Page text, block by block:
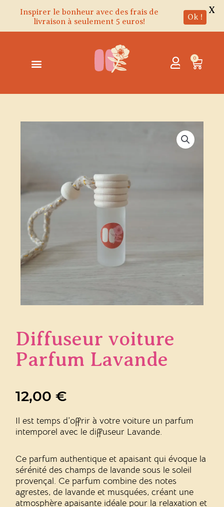
0
Diffuseur voiture
Parfum Lavande
12,00€
Il est temps d’offrir à votre voiture un parfum
intemporel avec le diffuseur Lavande.
Ce parfum authentique et apaisantqui évoque la
sérénité des champs de lavande sous le soleil
provençal. Ce parfum combine des notes
agrestes, de lavande et musquées, créant une
atmosphère apaisante idéale pour la relaxation et
Inspirer le bonheur avec des frais de
livraison à seulement 5 euros!
Ok !
X